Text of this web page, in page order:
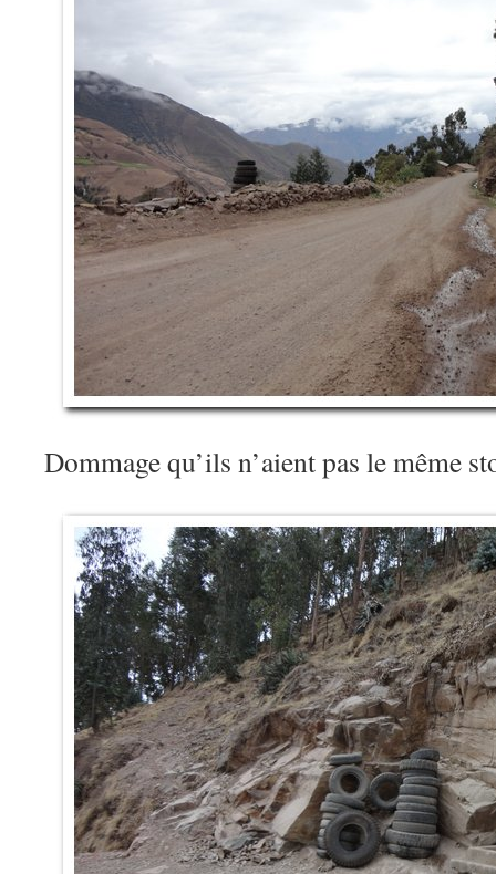
Dommage qu’ils n’aient pas le même